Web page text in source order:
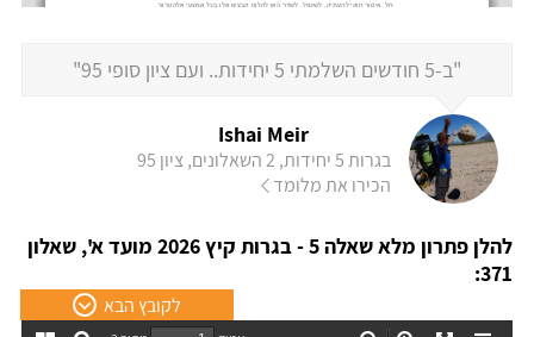
"ב-5 חודשים השלמתי 5 יחידות.. ועם ציון סופי 95"
Ishai Meir
בגרות 5 יחידות, 2 השאלונים, ציון 95
הכירו את מלומד
להלן פתרון מלא שאלה 5 - בגרות קיץ 2026 מועד א', שאלון
371:
לקובץ הבא